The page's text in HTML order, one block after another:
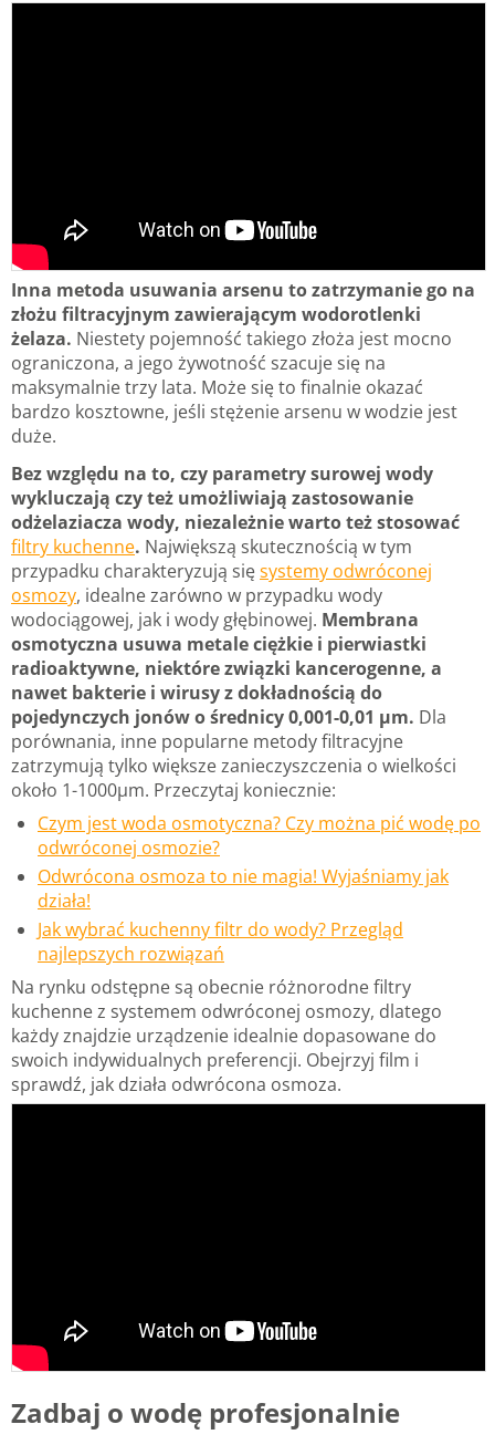
Inna metoda usuwania arsenu to zatrzymanie go na
złożu filtracyjnym zawierającym wodorotlenki
żelaza. Niestety pojemność takiego złoża jest mocno
ograniczona, a jego żywotność szacuje się na
maksymalnie trzy lata. Może się to finalnie okazać
bardzo kosztowne, jeśli stężenie arsenu w wodzie jest
duże.
Bez względu na to, czy parametry surowej wody
wykluczają czy też umożliwiają zastosowanie
odżelaziacza wody, niezależnie warto też stosować
filtry kuchenne. Największą skutecznością w tym
przypadku charakteryzują sięsystemy odwróconej
osmozy, idealne zarówno w przypadku wody
wodociągowej, jak i wody głębinowej. Membrana
osmotyczna usuwa metale ciężkie i pierwiastki
radioaktywne, niektóre związki kancerogenne, a
nawet bakterie i wirusy z dokładnością do
pojedynczych jonów o średnicy 0,001-0,01 µm. Dla
porównania, inne popularne metody filtracyjne
zatrzymują tylko większe zanieczyszczenia o wielkości
około 1-1000µm. Przeczytaj koniecznie:
Czym jest woda osmotyczna? Czy można pić wodę po
odwróconej osmozie?
Odwrócona osmoza to nie magia! Wyjaśniamy jak
działa!
Jak wybrać kuchenny filtr do wody? Przegląd
najlepszych rozwiązań
Na rynku odstępne są obecnie różnorodne filtry
kuchenne z systemem odwróconej osmozy, dlatego
każdy znajdzie urządzenie idealnie dopasowane do
swoich indywidualnych preferencji. Obejrzyj film i
sprawdź, jak działa odwrócona osmoza.
Zadbaj o wodę profesjonalnie